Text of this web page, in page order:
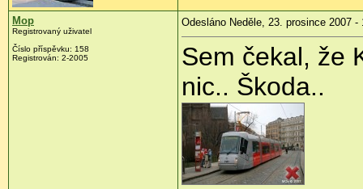
Mop
Registrovaný uživatel
Číslo příspěvku: 158
Registrován: 2-2005
Odesláno Neděle, 23. prosince 2007 -
Sem čekal, že
nic.. Škoda..